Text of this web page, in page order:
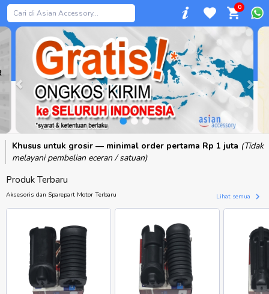
0
Khusus untuk grosir — minimal order pertama Rp 1 juta (Tidak
melayani pembelian eceran / satuan)
Produk Terbaru
Aksesoris dan Sparepart Motor Terbaru Lihat semua